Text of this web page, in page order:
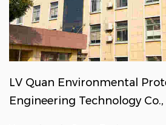
LV Quan Environmental
Engineering Technology